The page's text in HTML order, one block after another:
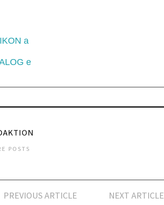
a
e
POSTS
PREVIOUS ARTICLE NEXT ARTICLE